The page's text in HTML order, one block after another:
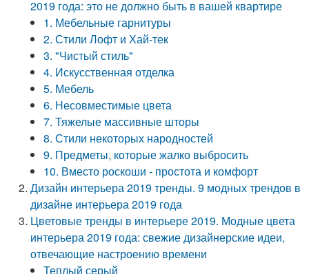
2019 года: это не должно быть в вашей квартире
1. Мебельные гарнитуры
2. Стили Лофт и Хай-тек
3. "Чистый стиль"
4. Искусственная отделка
5. Мебель
6. Несовместимые цвета
7. Тяжелые массивные шторы
8. Стили некоторых народностей
9. Предметы, которые жалко выбросить
10. Вместо роскоши - простота и комфорт
Дизайн интерьера 2019 тренды. 9 модных трендов в
дизайне интерьера 2019 года
Цветовые тренды в интерьере 2019. Модные цвета
интерьера 2019 года: свежие дизайнерские идеи,
отвечающие настроению времени
Теплый серый